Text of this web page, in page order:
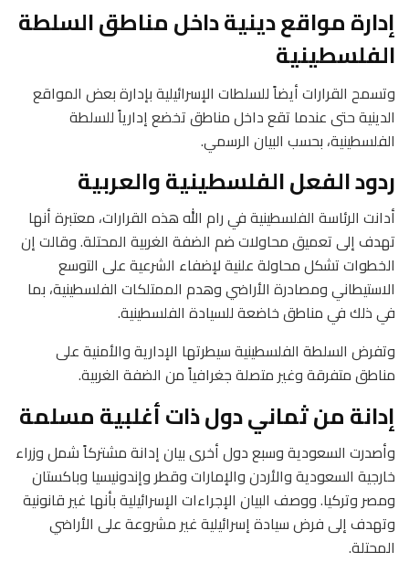
إدارة مواقع دينية داخل مناطق السلطة
الفلسطينية
وتسمح القرارات أيضاً للسلطات الإسرائيلية بإدارة بعض المواقع
الدينية حتى عندما تقع داخل مناطق تخضع إدارياً للسلطة
الفلسطينية، بحسب البيان الرسمي.
ردود الفعل الفلسطينية والعربية
أدانت الرئاسة الفلسطينية في رام الله هذه القرارات، معتبرة أنها
تهدف إلى تعميق محاولات ضم الضفة الغربية المحتلة. وقالت إن
الخطوات تشكل محاولة علنية لإضفاء الشرعية على التوسع
الاستيطاني ومصادرة الأراضي وهدم الممتلكات الفلسطينية، بما
في ذلك في مناطق خاضعة للسيادة الفلسطينية.
وتفرض السلطة الفلسطينية سيطرتها الإدارية والأمنية على
مناطق متفرقة وغير متصلة جغرافياً من الضفة الغربية.
إدانة من ثماني دول ذات أغلبية مسلمة
وأصدرت السعودية وسبع دول أخرى بيان إدانة مشتركاً شمل وزراء
خارجية السعودية والأردن والإمارات وقطر وإندونيسيا وباكستان
ومصر وتركيا. ووصف البيان الإجراءات الإسرائيلية بأنها غير قانونية
وتهدف إلى فرض سيادة إسرائيلية غير مشروعة على الأراضي
المحتلة.